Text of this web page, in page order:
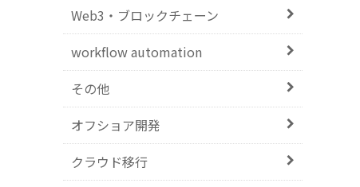
Web3・ブロックチェーン
workflow automation
その他
オフショア開発
クラウド移行